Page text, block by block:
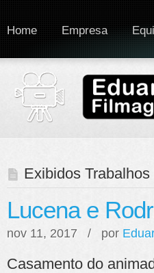
Home Empresa
Exibidos
Lucena e
nov 11, 2017 / por
Casamento do